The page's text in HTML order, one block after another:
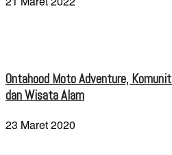
Ontahood Moto Adventure,
dan Wisata Alam
23 Maret 2020